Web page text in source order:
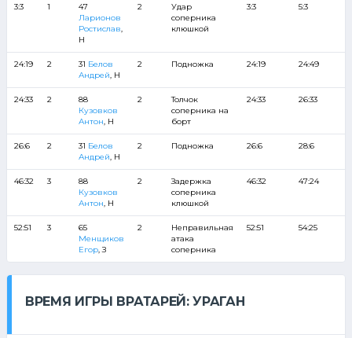
3:3 1
47
Ларионов
Ростислав,
Н
2
Удар
соперника
клюшкой
3:3 5:3
24:19 2 31 Белов
Андрей, Н
2 Подножка 24:19 24:49
24:33 2
88
Кузовков
Антон, Н
2
Толчок
соперника на
борт
24:33 26:33
26:6 2 31 Белов
Андрей, Н
2 Подножка 26:6 28:6
46:32 3
88
Кузовков
Антон, Н
2
Задержка
соперника
клюшкой
46:32 47:24
52:51 3
65
Менщиков
Егор, З
2
Неправильная
атака
соперника
52:51 54:25
ВРЕМЯ ИГРЫ ВРАТАРЕЙ: УРАГАН